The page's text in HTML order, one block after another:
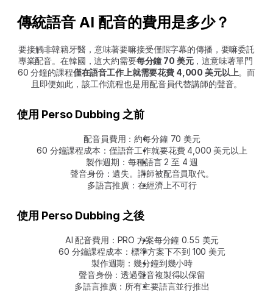
傳統語音 AI 配音的費用是多少？
要接觸非韓籍牙醫，意味著要嘛接受僅限字幕的傳播，要嘛委託
專業配音。在韓國，這大約需要每分鐘 70 美元，這意味著單門
60 分鐘的課程僅在語音工作上就需要花費 4,000 美元以上。而
且即便如此，該工作流程也是用配音員代替講師的聲音。
使用 Perso Dubbing 之前
配音員費用：約每分鐘 70 美元
60 分鐘課程成本：僅語音工作就要花費 4,000 美元以上
製作週期：每種語言 2 至 4 週
聲音身份：遺失。講師被配音員取代。
多語言推廣：在經濟上不可行
使用 Perso Dubbing 之後
AI 配音費用：PRO 方案每分鐘 0.55 美元
60 分鐘課程成本：標準方案下不到 100 美元
製作週期：幾分鐘到幾小時
聲音身份：透過聲音複製得以保留
多語言推廣：所有主要語言並行推出